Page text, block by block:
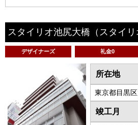
スタイリオ池尻大橋 （スタイ
デザイナーズ 礼金0
所在地
東京都目黒
竣工月